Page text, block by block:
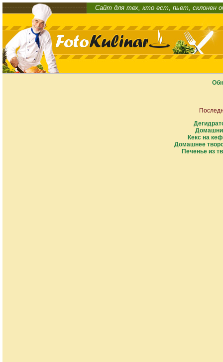
Сайт для тех, кто ест, пьет, склонен
Кекс на
Домашнее
Печенье из